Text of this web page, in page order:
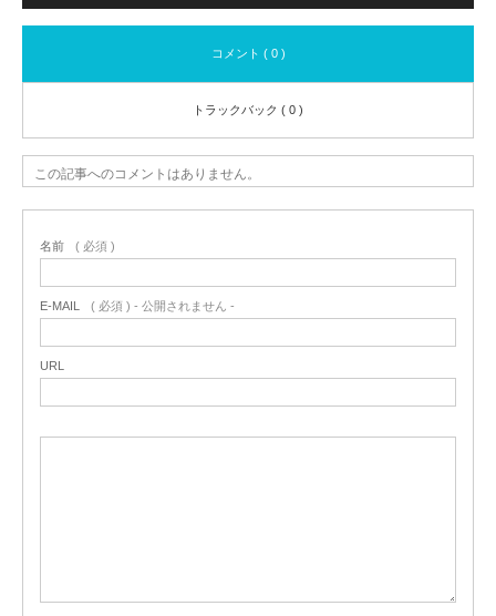
コメント ( 0 )
トラックバック ( 0 )
この記事へのコメントはありません。
名前 ( 必須 )
E-MAIL ( 必須 ) - 公開されません -
URL